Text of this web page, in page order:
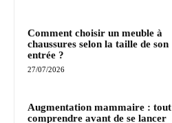
Comment choisir un meuble à
chaussures selon la taille de son
entrée ?
27/07/2026
Augmentation mammaire : tout
comprendre avant de se lancer